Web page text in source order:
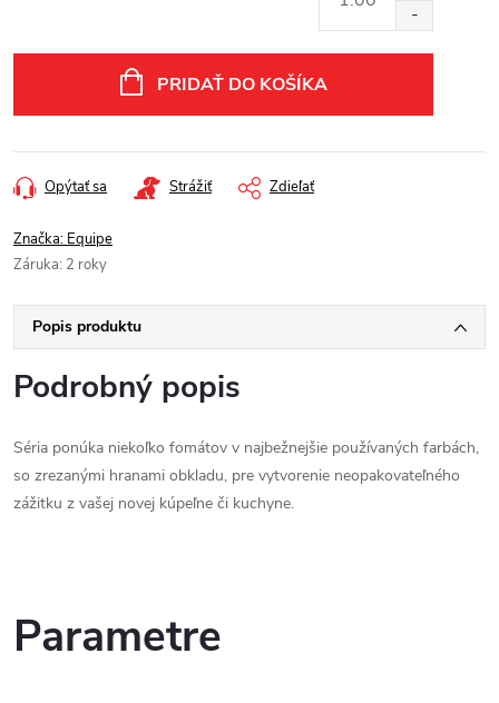
PRIDAŤ DO KOŠÍKA
Opýtať sa Strážiť Zdieľať
Značka: Equipe
Záruka: 2 roky
Popis produktu
Podrobný popis
Séria ponúka niekoľko fomátov v najbežnejšie používaných farbách,
so zrezanými hranami obkladu, pre vytvorenie neopakovateľného
zážitku z vašej novej kúpeľne či kuchyne.
Parametre